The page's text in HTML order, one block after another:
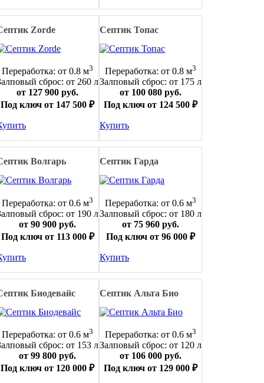
Zorde
Переработка: от 0.8 м3
сброс: от 260 л
от 127 900 руб.
Под ключ от 147 500 ₽
Септик Топас
Переработка: от 0.8 м3
Залповый сброс: от 175 л
от 100 080 руб.
Под ключ от 124 500 ₽
Купить
Волгарь
Переработка: от 0.6 м3
сброс: от 190 л
от 90 900 руб.
Под ключ от 113 000 ₽
Септик Гарда
Переработка: от 0.6 м3
Залповый сброс: от 180 л
от 75 960 руб.
Под ключ от 96 000 ₽
Купить
Биодевайс
Переработка: от 0.6 м3
сброс: от 153 л
от 99 800 руб.
Под ключ от 120 000 ₽
Септик Альта Био
Переработка: от 0.6 м3
Залповый сброс: от 120 л
от 106 000 руб.
Под ключ от 129 000 ₽